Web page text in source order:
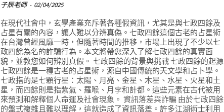
子辰老師 - 02/04/2025
在現代社會中，玄學產業充斥著各種假資訊，尤其是與七政四餘及
占星有關的內容，讓人難以分辨真偽。七政四餘這個古老的占星術
在台灣曾經風靡一時，但隨著時間的推移，市場上出現了不少以七
政四餘為名的詐騙行為。本文將帶您深入了解七政四餘的真實面
貌，並教您如何辨別真假。 七政四餘的背景與挑戰 七政四餘的起源
七政四餘是一種古老的占星術，源自中國傳統的天文學和占卜學。
七政指的是七顆行星：太陽、月亮、金星、木星、水星、火星和土
星，而四餘則是指紫氣、羅喉、月孛和計都。這些元素在古代被用
來預測和解釋個人命運及社會現象。 資訊落差與詐騙 由於七政四餘
的盤式複雜且難以理解，這就造成了資訊落差。許多江湖術士利用